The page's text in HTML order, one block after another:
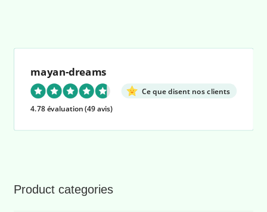
mayan-dreams
Ce que disent nos clients
4.78 évaluation(49 avis)
Product categories